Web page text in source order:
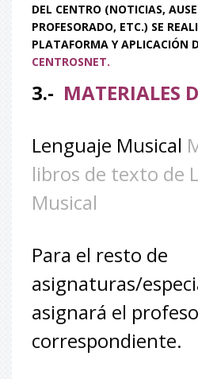
DEL CENTRO (NOTICIAS,
PROFESORADO, ETC.) SE
PLATAFORMA Y APLICACIÓN
CENTROSNET.
3.- MATERIALES
Lenguaje Musical
libros de texto de
Musical
Para el resto de
asignaturas/
asignará el
correspondiente.